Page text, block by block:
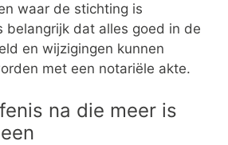
waar de stichting is
belangrijk dat alles goed in de
en wijzigingen kunnen
met een notariële akte.
na die meer is